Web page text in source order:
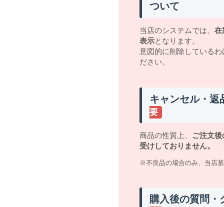
ついて
当店のシステムでは、 在
表示となります。
意図的に削除している
ださい。
キャンセル・返
要
商品の性質上、 ご注文
受けしておりません。
※不良品の場合のみ、当店
購入後の質問・